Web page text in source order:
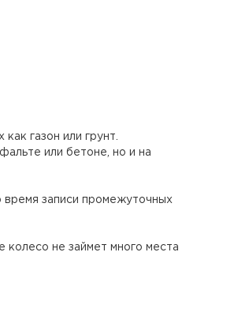
газон или грунт.
или бетоне, но и на
записи промежуточных
колесо не займет много места